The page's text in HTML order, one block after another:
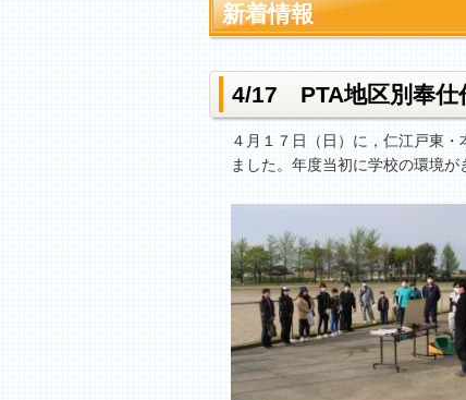
新着情報
4/17 PTA地区別奉仕
４月１７日（日）に，仁江戸東
ました。年度当初に学校の環境が